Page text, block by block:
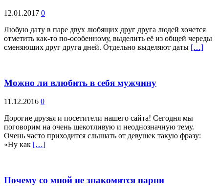
12.01.2017 0
Любую дату в паре двух любящих друг друга людей хочется
отметить как-то по-особенному, выделить её из общей череды
сменяющих друг друга дней. Отдельно выделяют даты […]
Можно ли влюбить в себя мужчину
11.12.2016 0
Дорогие друзья и посетители нашего сайта! Сегодня мы
поговорим на очень щекотливую и неоднозначную тему.
Очень часто приходится слышать от девушек такую фразу:
«Ну как […]
Почему со мной не знакомятся парни